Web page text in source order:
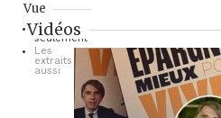
Vue
Les titres
seulement
Les
extraits
aussi
Vidéos